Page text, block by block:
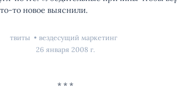
то новое выяснили.
твиты
вездесущий маркетинг
26 января 2008 г.